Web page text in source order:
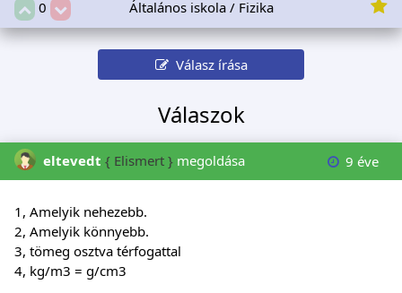
0
Általános iskola / Fizika
Válasz írása
Válaszok
eltevedt { Elismert } megoldása 9 éve
1, Amelyik nehezebb.
2, Amelyik könnyebb.
3, tömeg osztva térfogattal
4, kg/m3 = g/cm3